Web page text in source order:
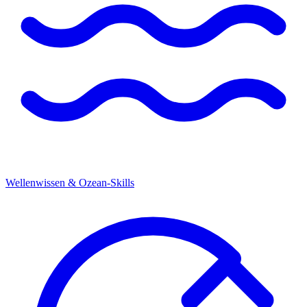
Wellenwissen & Ozean-Skills